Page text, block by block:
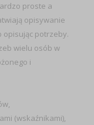
proste a
opisywanie
opisując potrzeby.
wielu osób w
i
(wskaźnikami),